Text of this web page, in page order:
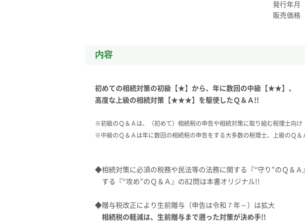
発行年月
販売価格
内容
初めての相続対策の初級【★】から、年に数回の中級【★★】、
高度な上級の相続対策【★★★】を駆使したＱ＆Ａ!!
※初級のＱ＆Ａは、（初めて）相続税の申告や相続対策に取り組む税理士向け
※中級のＱ＆Ａは年に数回の相続税の申告をする大多数の税理士、上級のＱ＆
◆相続対策に必須の税務や民法等の法務に関する『“守り”のＱ＆
する『“攻め”のＱ＆Ａ』の82問は本書オリジナル!!
◆贈与税改正により生前贈与（申告は令和７年～）は拡大
相続税の軽減は、生前贈与まで遡った対策が決め手!!